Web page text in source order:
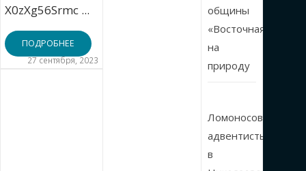
X0zXg56Srmc ...
ПОДРОБНЕЕ
27 сентября, 2023
общины
«Восточная»
на
природу
Ломоносовские
адвентисты
в